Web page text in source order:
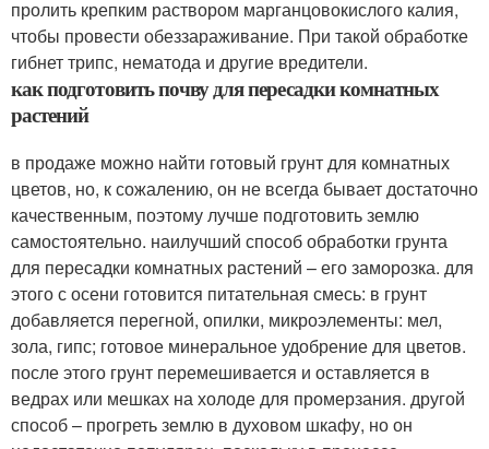
пролить крепким раствором марганцовокислого калия,
чтобы провести обеззараживание. При такой обработке
гибнет трипс, нематода и другие вредители.
как подготовить почву для пересадки комнатных
растений
в продаже можно найти готовый грунт для комнатных
цветов, но, к сожалению, он не всегда бывает достаточно
качественным, поэтому лучше подготовить землю
самостоятельно. наилучший способ обработки грунта
для пересадки комнатных растений – его заморозка. для
этого с осени готовится питательная смесь: в грунт
добавляется перегной, опилки, микроэлементы: мел,
зола, гипс; готовое минеральное удобрение для цветов.
после этого грунт перемешивается и оставляется в
ведрах или мешках на холоде для промерзания. другой
способ – прогреть землю в духовом шкафу, но он